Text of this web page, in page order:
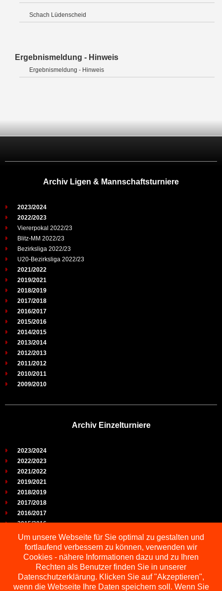
Schach Lüdenscheid
Ergebnismeldung - Hinweis
Ergebnismeldung - Hinweis
Archiv Ligen & Mannschaftsturniere
2023/2024
2022/2023
Viererpokal 2022/23
Blitz-MM 2022/23
Bezirksliga 2022/23
U20-Bezirksliga 2022/23
2021/2022
2019/2021
2018/2019
2017/2018
2016/2017
2015/2016
2014/2015
2013/2014
2012/2013
2011/2012
2010/2011
2009/2010
Archiv Einzelturniere
2023/2024
2022/2023
2021/2022
2019/2021
2018/2019
2017/2018
2016/2017
2015/2016
2014/2015
2013/2014
2012/2013
2011/2012
2010/2011
2009/2010
Um unsere Webseite für Sie optimal zu gestalten und
fortlaufend verbessern zu können, verwenden wir
Cookies - nähere Informationen dazu und zu Ihren
Rechten als Benutzer finden Sie in unserer
Datenschutzerklärung. Klicken Sie auf "Akzeptieren",
wenn die Webseite Ihre Daten speichern soll. Wenn Sie